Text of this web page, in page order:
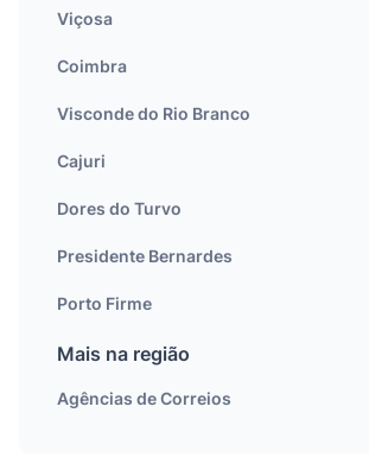
Viçosa
Coimbra
Visconde do Rio Branco
Cajuri
Dores do Turvo
Presidente Bernardes
Porto Firme
Mais na região
Agências de Correios